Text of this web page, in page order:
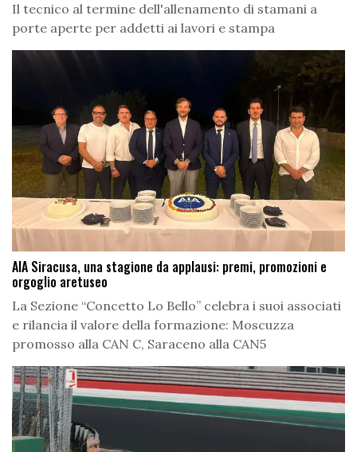
Il tecnico al termine dell'allenamento di stamani a
porte aperte per addetti ai lavori e stampa
AIA Siracusa, una stagione da applausi: premi, promozioni e
orgoglio aretuseo
La Sezione “Concetto Lo Bello” celebra i suoi associati
e rilancia il valore della formazione: Moscuzza
promosso alla CAN C, Saraceno alla CAN5